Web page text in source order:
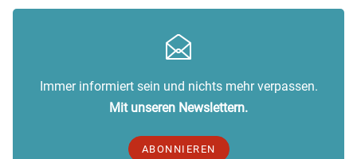
Immer informiert sein und nichts mehr verpassen.
Mit unseren Newslettern.
ABONNIEREN